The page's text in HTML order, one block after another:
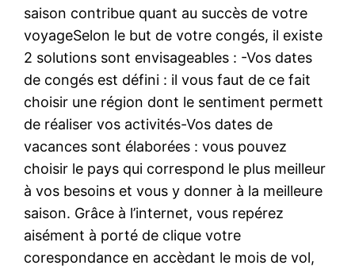
saison contribue quant au succès de votre
voyageSelon le but de votre congés, il existe
2 solutions sont envisageables : -Vos dates
de congés est défini : il vous faut de ce fait
choisir une région dont le sentiment permett
de réaliser vos activités-Vos dates de
vacances sont élaborées : vous pouvez
choisir le pays qui correspond le plus meilleur
à vos besoins et vous y donner à la meilleure
saison. Grâce à l’internet, vous repérez
aisément à porté de clique votre
corespondance en accèdant le mois de vol,